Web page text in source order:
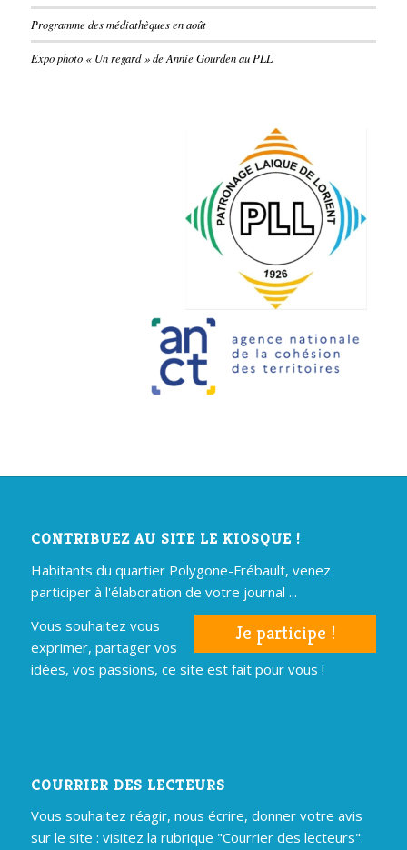
Programme des médiathèques en août
Expo photo « Un regard » de Annie Gourden au PLL
CONTRIBUEZ AU SITE LE KIOSQUE !
Habitants du quartier Polygone-Frébault, venez
participer à l'élaboration de votre journal ...
Je participe !
Vous souhaitez vous
exprimer, partager vos
idées, vos passions, ce site est fait pour vous !
COURRIER DES LECTEURS
Vous souhaitez réagir, nous écrire, donner votre avis
sur le site : visitez la rubrique "Courrier des lecteurs".